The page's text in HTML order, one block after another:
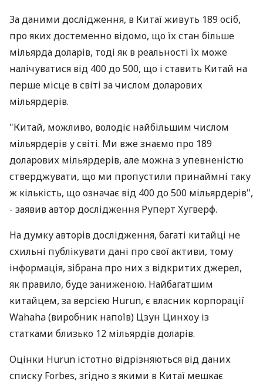
За даними дослідження, в Китаї живуть 189 осіб,
про яких достеменно відомо, що їх стан більше
мільярда доларів, тоді як в реальності їх може
налічуватися від 400 до 500, що і ставить Китай на
перше місце в світі за числом доларових
мільярдерів.
"Китай, можливо, володіє найбільшим числом
мільярдерів у світі. Ми вже знаємо про 189
доларових мільярдерів, але можна з упевненістю
стверджувати, що ми пропустили принаймні таку
ж кількість, що означає від 400 до 500 мільярдерів",
- заявив автор дослідження Руперт Хугверф.
На думку авторів дослідження, багаті китайці не
схильні публікувати дані про свої активи, тому
інформація, зібрана про них з відкритих джерел,
як правило, буде заниженою. Найбагатшим
китайцем, за версією Hurun, є власник корпорації
Wahaha (виробник напоїв) Цзун Цинхоу із
статками близько 12 мільярдів доларів.
Оцінки Hurun істотно відрізняються від даних
списку Forbes, згідно з якими в Китаї мешкає